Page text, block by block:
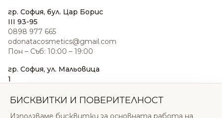
гр. София, бул. Цар Борис
III 93-95
0898 977 665
odonatacosmetics@gmail.com
Пон – Съб: 10:00 – 19:00
гр. София, ул. Мальовица
1
sales@odonatacosmetics.com
БИСКВИТКИ И ПОВЕРИТЕЛНОСТ
Използваме бисквитки за основната работа на